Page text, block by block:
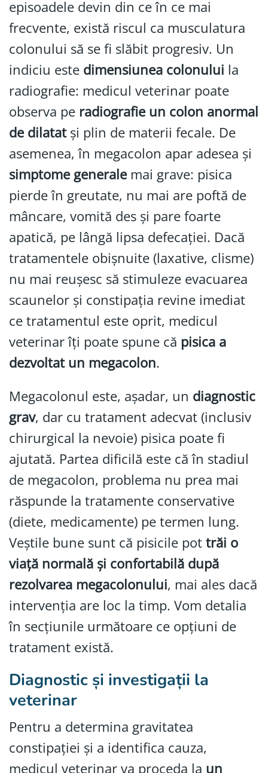
episoadele devin din ce în ce mai
frecvente, există riscul ca musculatura
colonului să se fi slăbit progresiv. Un
indiciu este dimensiunea colonului la
radiografie: medicul veterinar poate
observa pe radiografie un colon anormal
de dilatatși plin de materii fecale. De
asemenea, în megacolon apar adesea și
simptome generalemai grave: pisica
pierde în greutate, nu mai are poftă de
mâncare, vomită des și pare foarte
apatică, pe lângă lipsa defecației. Dacă
tratamentele obișnuite (laxative, clisme)
nu mai reușesc să stimuleze evacuarea
scaunelor și constipația revine imediat
ce tratamentul este oprit, medicul
veterinar îți poate spune că pisica a
dezvoltat un megacolon.
Megacolonul este, așadar, un diagnostic
grav, dar cu tratament adecvat (inclusiv
chirurgical la nevoie) pisica poate fi
ajutată. Partea dificilă este că în stadiul
de megacolon, problema nu prea mai
răspunde la tratamente conservative
(diete, medicamente) pe termen lung.
Veștile bune sunt că pisicile pottrăi o
viață normală și confortabilă după
rezolvarea megacolonului, mai ales dacă
intervenția are loc la timp. Vom detalia
în secțiunile următoare ce opțiuni de
tratament există.
Diagnostic și investigații la
veterinar
Pentru a determina gravitatea
constipației și a identifica cauza,
medicul veterinar va proceda la un